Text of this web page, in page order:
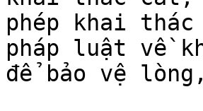
phép khai thác
pháp luật về
để bảo vệ